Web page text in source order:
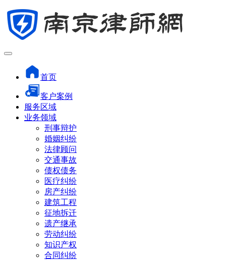
首页
客户案例
服务区域
业务领域
刑事辩护
婚姻纠纷
法律顾问
交通事故
债权债务
医疗纠纷
房产纠纷
建筑工程
征地拆迁
遗产继承
劳动纠纷
知识产权
合同纠纷